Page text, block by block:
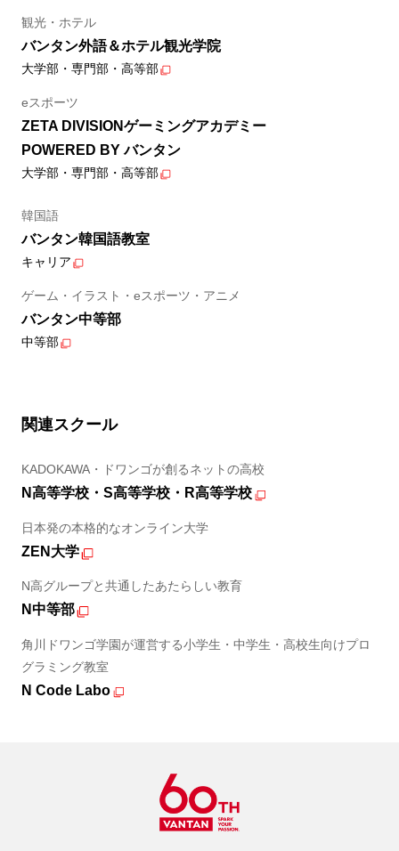
観光・ホテル
バンタン外語＆ホテル観光学院
大学部・専門部・高等部
eスポーツ
ZETA DIVISIONゲーミングアカデミー
POWERED BY バンタン
大学部・専門部・高等部
韓国語
バンタン韓国語教室
キャリア
ゲーム・イラスト・eスポーツ・アニメ
バンタン中等部
中等部
関連スクール
KADOKAWA・ドワンゴが創るネットの高校
N高等学校・S高等学校・R高等学校
日本発の本格的なオンライン大学
ZEN大学
N高グループと共通したあたらしい教育
N中等部
角川ドワンゴ学園が運営する小学生・中学生・高校生向けプロ
グラミング教室
N Code Labo